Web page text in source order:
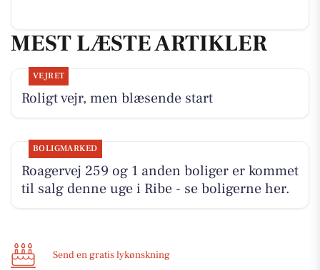
MEST LÆSTE ARTIKLER
VEJRET
Roligt vejr, men blæsende start
BOLIGMARKED
Roagervej 259 og 1 anden boliger er kommet
til salg denne uge i Ribe - se boligerne her.
Send en gratis lykønskning